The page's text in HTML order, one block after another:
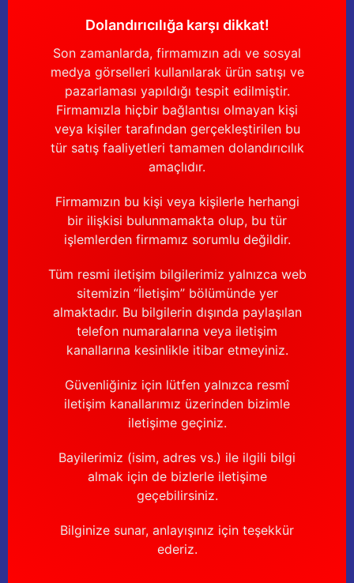
Dolandırıcılığa karşı dikkat!
Son zamanlarda, firmamızın adı ve sosyal
medya görselleri kullanılarak ürün satışı ve
pazarlaması yapıldığı tespit edilmiştir.
Firmamızla hiçbir bağlantısı olmayan kişi
veya kişiler tarafından gerçekleştirilen bu
tür satış faaliyetleri tamamen dolandırıcılık
amaçlıdır.
Firmamızın bu kişi veya kişilerle herhangi
bir ilişkisi bulunmamakta olup, bu tür
işlemlerden firmamız sorumlu değildir.
Tüm resmi iletişim bilgilerimiz yalnızca web
sitemizin “İletişim” bölümünde yer
almaktadır. Bu bilgilerin dışında paylaşılan
telefon numaralarına veya iletişim
kanallarına kesinlikle itibar etmeyiniz.
Güvenliğiniz için lütfen yalnızca resmî
iletişim kanallarımız üzerinden bizimle
iletişime geçiniz.
Bayilerimiz (isim, adres vs.) ile ilgili bilgi
almak için de bizlerle iletişime
geçebilirsiniz.
Bilginize sunar, anlayışınız için teşekkür
ederiz.